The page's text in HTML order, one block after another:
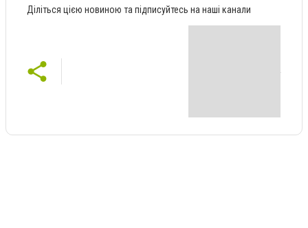
Діліться цією новиною та підписуйтесь на наші канали